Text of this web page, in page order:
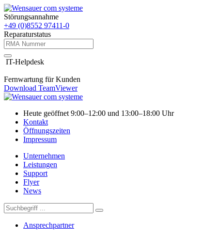
Störungsannahme
+49 (0)8552 97411-0
Reparaturstatus
IT-Helpdesk
Fernwartung für Kunden
Download TeamViewer
Heute geöffnet 9:00–12:00 und 13:00–18:00 Uhr
Kontakt
Öffnungszeiten
Impressum
Unternehmen
Leistungen
Support
Flyer
News
Ansprechpartner